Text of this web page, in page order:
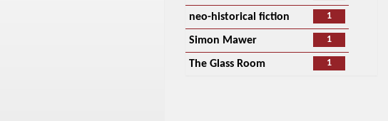
1
neo-historical fiction
1
Simon Mawer
1
The Glass Room